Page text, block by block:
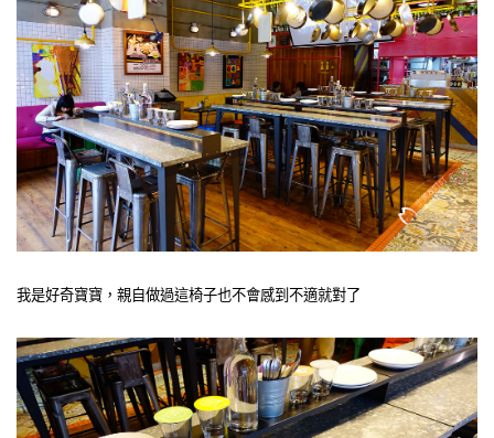
我是好奇寶寶，親自做過這椅子也不會感到不適就對了